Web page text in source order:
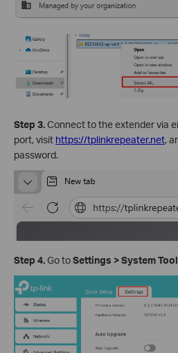
Step 3.Connect to the extender via
port, visit https://tplinkrepeater.net,
password.
Step 4.Go toSettings >System